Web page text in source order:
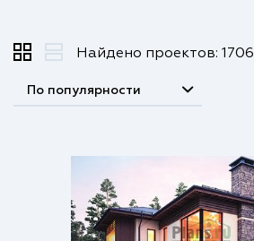
По популярности
Найдено проектов: 1706